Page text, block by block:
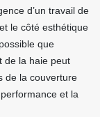
d’un travail de
le côté esthétique
que
de la haie peut
de la couverture
et la